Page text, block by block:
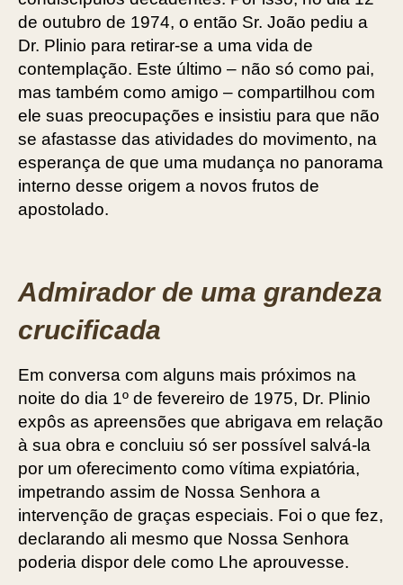
de outubro de 1974, o então Sr. João pediu a
Dr. Plinio para retirar-se a uma vida de
contemplação. Este último – não só como pai,
mas também como amigo – compartilhou com
ele suas preocupações e insistiu para que não
se afastasse das atividades do movimento, na
esperança de que uma mudança no panorama
interno desse origem a novos frutos de
apostolado.
Admirador de uma grandeza
crucificada
Em conversa com alguns mais próximos na
noite do dia 1º de fevereiro de 1975, Dr. Plinio
expôs as apreensões que abrigava em relação
à sua obra e concluiu só ser possível salvá-la
por um oferecimento como vítima expiatória,
impetrando assim de Nossa Senhora a
intervenção de graças especiais. Foi o que fez,
declarando ali mesmo que Nossa Senhora
poderia dispor dele como Lhe aprouvesse.